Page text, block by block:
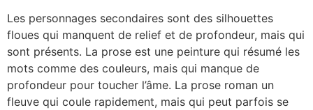
Les personnages secondaires sont des silhouettes
floues qui manquent de relief et de profondeur, mais qui
sont présents. La prose est une peinture qui résumé les
mots comme des couleurs, mais qui manque de
profondeur pour toucher l’âme. La prose roman un
fleuve qui coule rapidement, mais qui peut parfois se